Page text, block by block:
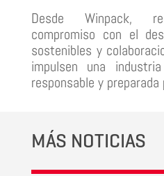
Desde Winpack,
compromiso con el
sostenibles y
impulsen una
responsable y
MÁS NOTICIAS